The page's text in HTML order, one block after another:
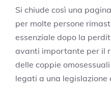
Si chiude così una
per molte persone
essenziale dopo la
avanti importante per il
delle coppie
legati a una legislazione